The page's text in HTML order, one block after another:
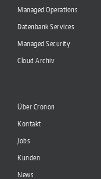
Managed Operations
Datenbank Services
Managed Security
Cloud Archiv
Über Cronon
Kontakt
Jobs
Kunden
News